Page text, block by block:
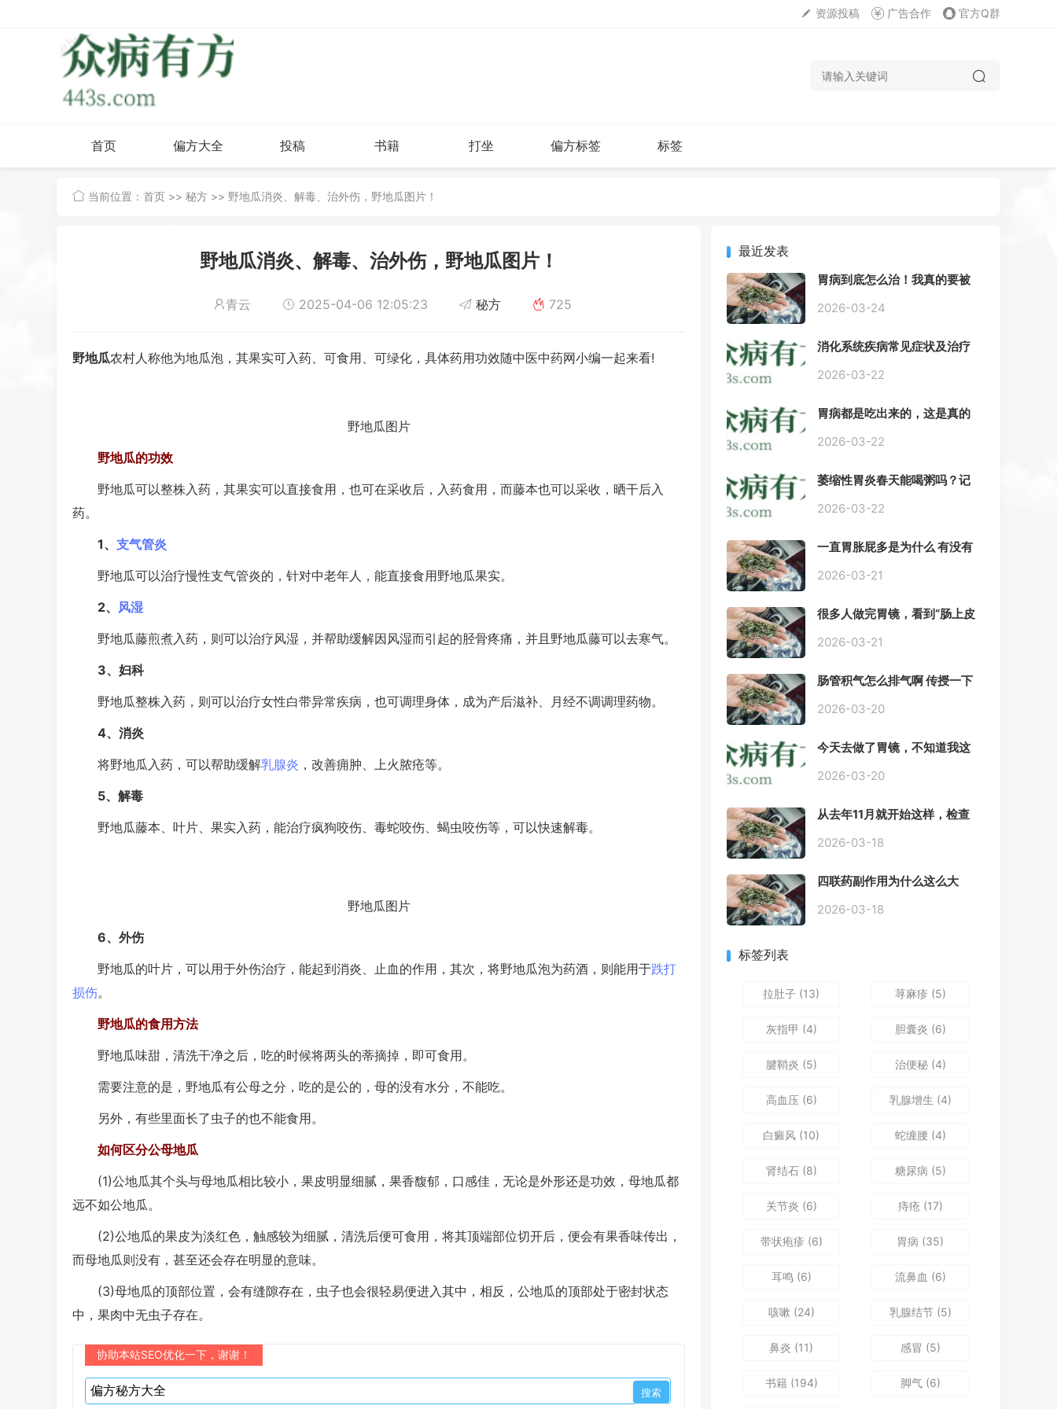
资源投稿 广告合作 官方Q群
首页 偏方大全 投稿 书籍 打坐 偏方标签 标签
当前位置： 首页 >> 秘方 >> 野地瓜消炎、解毒、治外伤，野地瓜图片！
野地瓜消炎、解毒、治外伤，野地瓜图片！
青云 2025-04-06 12:05:23 秘方 725
野地瓜农村人称他为地瓜泡，其果实可入药、可食用、可绿化，具体药用功效随中医中药网小编一起来看!
野地瓜图片
野地瓜的功效
野地瓜可以整株入药，其果实可以直接食用，也可在采收后，入药食用，而藤本也可以采收，晒干后入
药。
1、 支气管炎
野地瓜可以治疗慢性支气管炎的，针对中老年人，能直接食用野地瓜果实。
2、 风湿
野地瓜藤煎煮入药，则可以治疗风湿，并帮助缓解因风湿而引起的胫骨疼痛，并且野地瓜藤可以去寒气。
3、妇科
野地瓜整株入药，则可以治疗女性白带异常疾病，也可调理身体，成为产后滋补、月经不调调理药物。
4、消炎
将野地瓜入药，可以帮助缓解乳腺炎 ，改善痈肿、上火脓疮等。
5、解毒
野地瓜藤本、叶片、果实入药，能治疗疯狗咬伤、毒蛇咬伤、蝎虫咬伤等，可以快速解毒。
野地瓜图片
6、外伤
野地瓜的叶片，可以用于外伤治疗，能起到消炎、止血的作用，其次，将野地瓜泡为药酒，则能用于跌打
损伤。
野地瓜的食用方法
野地瓜味甜，清洗干净之后，吃的时候将两头的蒂摘掉，即可食用。
需要注意的是，野地瓜有公母之分，吃的是公的，母的没有水分，不能吃。
另外，有些里面长了虫子的也不能食用。
如何区分公母地瓜
(1)公地瓜其个头与母地瓜相比较小，果皮明显细腻，果香馥郁，口感佳，无论是外形还是功效，母地瓜都
远不如公地瓜。
(2)公地瓜的果皮为淡红色，触感较为细腻，清洗后便可食用，将其顶端部位切开后，便会有果香味传出，
而母地瓜则没有，甚至还会存在明显的意味。
(3)母地瓜的顶部位置，会有缝隙存在，虫子也会很轻易便进入其中，相反，公地瓜的顶部处于密封状态
中，果肉中无虫子存在。
协助本站SEO优化一下，谢谢！
最近发表
胃病到底怎么治！我真的要被
2026-03-24
消化系统疾病常见症状及治疗
案
2026-03-22
胃病都是吃出来的，这是真的
2026-03-22
萎缩性胃炎春天能喝粥吗？记
2026-03-22
一直胃胀屁多是为什么 有没有
2026-03-21
很多人做完胃镜，看到“肠上皮
己上网查又吓睡不着，到底严
2026-03-21
肠管积气怎么排气啊 传授一下
2026-03-20
今天去做了胃镜，不知道我这
2026-03-20
从去年11月就开始这样，检查
是轻微的胃炎，胃不疼，但是
感，打出来就好一些，还一直
打空嗝，各种药吃了都没效果
2026-03-18
四联药副作用为什么这么大
2026-03-18
标签列表
拉肚子 (13) 荨麻疹 (5)
灰指甲 (4) 胆囊炎 (6)
腱鞘炎 (5) 治便秘(4)
高血压(6) 乳腺增生 (4)
白癜风 (10) 蛇缠腰(4)
肾结石(8) 糖尿病 (5)
关节炎 (6) 痔疮 (17)
带状疱疹 (6) 胃病 (35)
耳鸣(6) 流鼻血 (6)
咳嗽 (24) 乳腺结节(5)
鼻炎 (11) 感冒 (5)
书籍(194) 脚气(6)